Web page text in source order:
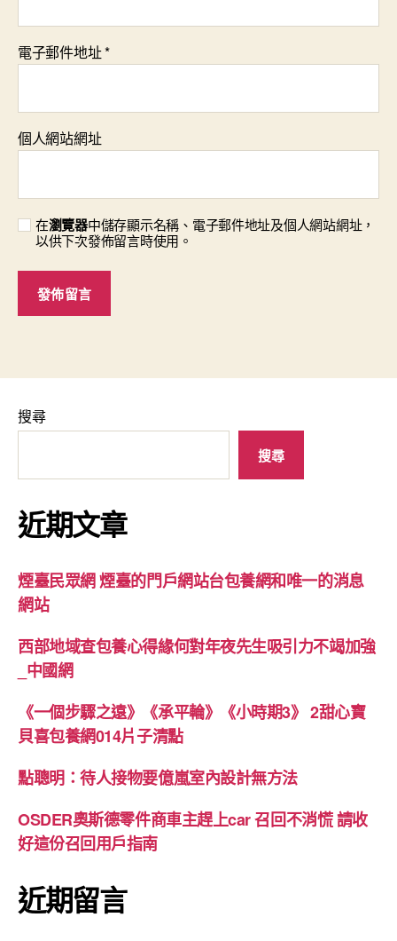
電子郵件地址*
個人網站網址
在瀏覽器中儲存顯示名稱、電子郵件地址及個人網站網址，
以供下次發佈留言時使用。
搜尋
搜尋
近期文章
煙臺民眾網 煙臺的門戶網站台包養網和唯一的消息
網站
西部地域查包養心得緣何對年夜先生吸引力不竭加強
_中國網
《一個步驟之遠》《承平輪》《小時期3》 2甜心寶
貝喜包養網014片子清點
點聰明：待人接物要億嵐室內設計無方法
OSDER奧斯德零件商車主趕上car 召回不消慌 請收
好這份召回用戶指南
近期留言